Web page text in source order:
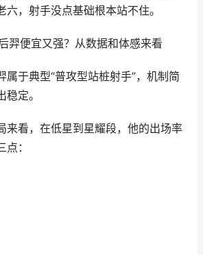
，射手没点基础根本站不住。
羿便宜又强？从数据和体感来看
属于典型“普攻型站桩射手”，机制简
定。
来看，在低星到星耀段，他的出场率
：